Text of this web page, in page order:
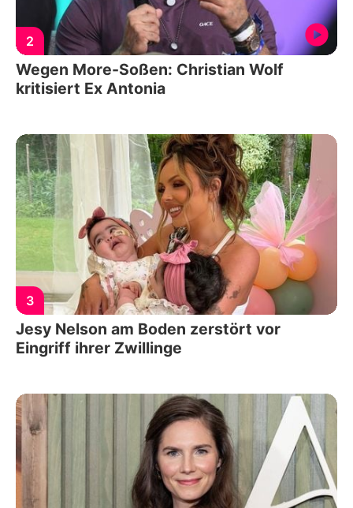
2
Wegen More-Soßen: Christian Wolf
kritisiert Ex Antonia
3
Jesy Nelson am Boden zerstört vor
Eingriff ihrer Zwillinge